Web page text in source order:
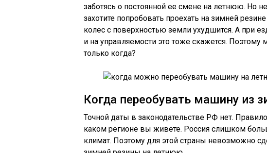
заботясь о постоянной ее смене на летнюю. Но
захотите попробовать проехать на зимней
колес с поверхностью земли ухудшится. А при
и на управляемости это тоже скажется. Поэтому
только когда?
Когда переобувать машину из
Точной даты в законодательстве РФ нет.
каком регионе вы живете. Россия слишком
климат. Поэтому для этой страны невозможно